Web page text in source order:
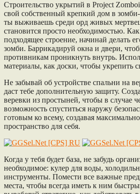
Строительство укрытий в Project
свой собственный крепкий дом в
ты выживаешь среди орд живых
становится просто необходимостью.
подходящее строение, начинай делать
зомби. Баррикадируй окна и двери,
противникам проникнуть внутрь.
материалы, как доски, чтобы укрепить
Не забывай об устройстве спальни на
даст тебе дополнительную защиту.
веревки из простыней, чтобы в случае
возможность спуститься наружу
готовым ко всему, создавая
пространство для себя.
Когда у тебя будет база, не забудь
необходимое: кулер для воды,
инструменты. Помести все важные
места, чтобы всегда иметь к ним